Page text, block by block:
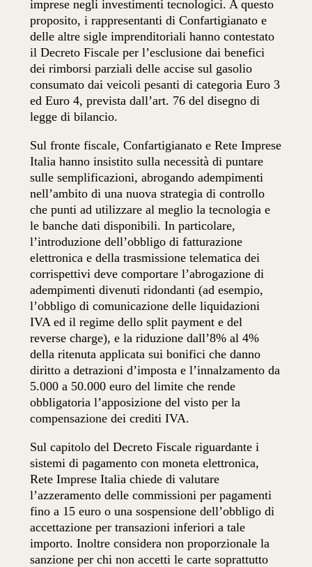
imprese negli investimenti tecnologici. A questo
proposito, i rappresentanti di Confartigianato e
delle altre sigle imprenditoriali hanno contestato
il Decreto Fiscale per l’esclusione dai benefici
dei rimborsi parziali delle accise sul gasolio
consumato dai veicoli pesanti di categoria Euro 3
ed Euro 4, prevista dall’art. 76 del disegno di
legge di bilancio.
Sul fronte fiscale, Confartigianato e Rete Imprese
Italia hanno insistito sulla necessità di puntare
sulle semplificazioni, abrogando adempimenti
nell’ambito di una nuova strategia di controllo
che punti ad utilizzare al meglio la tecnologia e
le banche dati disponibili. In particolare,
l’introduzione dell’obbligo di fatturazione
elettronica e della trasmissione telematica dei
corrispettivi deve comportare l’abrogazione di
adempimenti divenuti ridondanti (ad esempio,
l’obbligo di comunicazione delle liquidazioni
IVA ed il regime dello split payment e del
reverse charge), e la riduzione dall’8% al 4%
della ritenuta applicata sui bonifici che danno
diritto a detrazioni d’imposta e l’innalzamento da
5.000 a 50.000 euro del limite che rende
obbligatoria l’apposizione del visto per la
compensazione dei crediti IVA.
Sul capitolo del Decreto Fiscale riguardante i
sistemi di pagamento con moneta elettronica,
Rete Imprese Italia chiede di valutare
l’azzeramento delle commissioni per pagamenti
fino a 15 euro o una sospensione dell’obbligo di
accettazione per transazioni inferiori a tale
importo. Inoltre considera non proporzionale la
sanzione per chi non accetti le carte soprattutto